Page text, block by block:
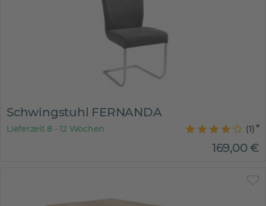
Schwingstuhl FERNANDA
Lieferzeit 8 - 12 Wochen (1)
169,00€